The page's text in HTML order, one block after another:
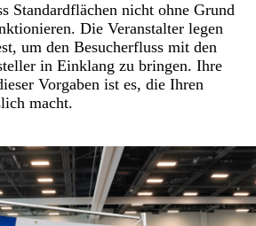
Standardflächen nicht ohne Grund
Die Veranstalter legen
um den Besucherfluss mit den
in Einklang zu bringen. Ihre
Vorgaben ist es, die Ihren
macht.